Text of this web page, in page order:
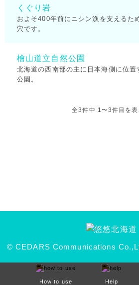
くぐり岩
およそ400年前にニシン漁を支えるた
穴です。
檜山道立自然公園
北海道の西南部の主に日本海側に位置
公園。
全3件中 1〜3件目を表
© CEDARS Communications
How to use Help